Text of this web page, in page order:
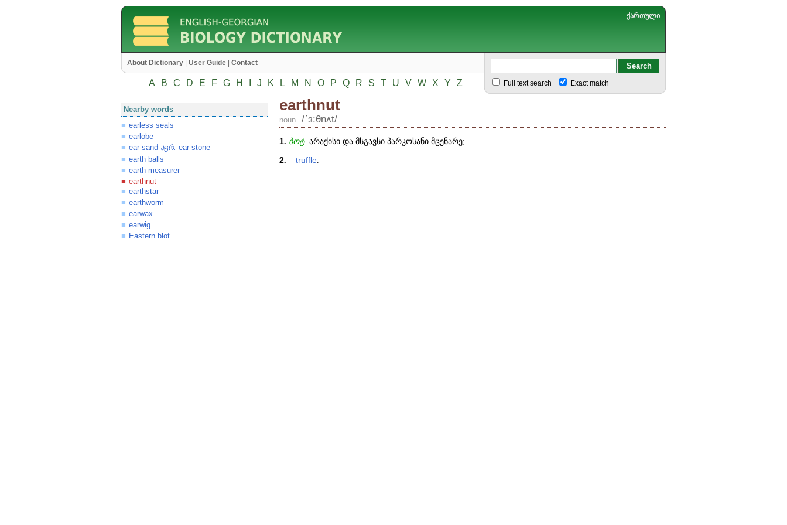
ქართული
About Dictionary User Guide Contact
A B C D E F G H J K L M N O P Q R S T U V W X Y Z Full text search Exact match
Nearby words
earless seals
earlobe
ear sand აგრ. ear stone
earth balls
earth measurer
earthnut
earthstar
earthworm
earwax
earwig
Eastern blot
earthnut
noun /ʹɜ:θnʌt/
1. ბოტ. არაქისი და მსგავსი პარკოსანი მცენარე;
2. = truffle